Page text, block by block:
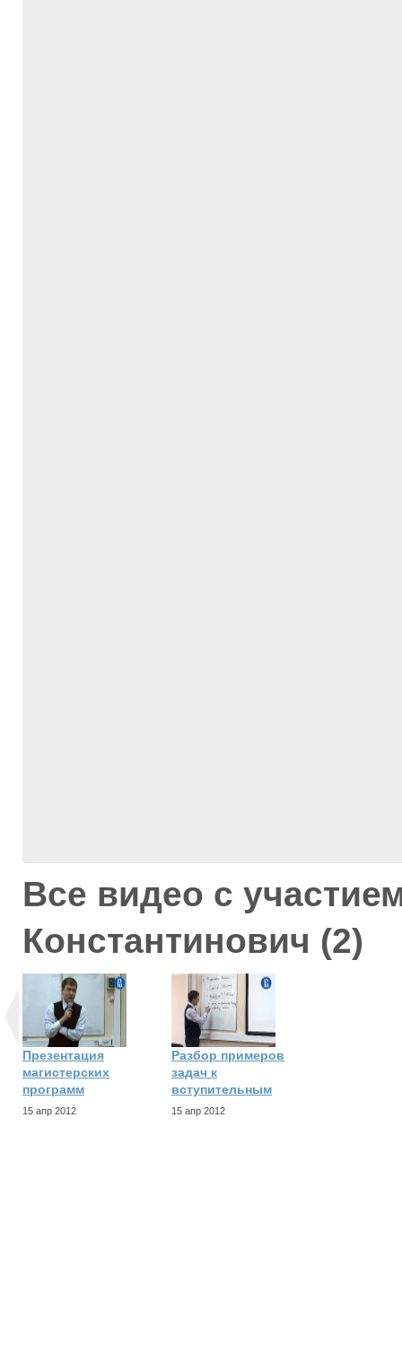
Все видео с
Константинович (2)
Презентация
магистерских
программ
15 апр 2012
Разбор примеров
задач к
вступительным
15 апр 2012